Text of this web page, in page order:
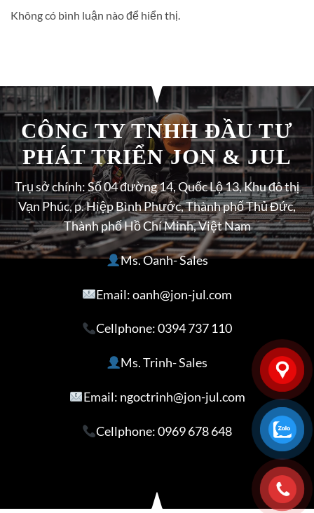
Không có bình luận nào để hiển thị.
CÔNG TY TNHH ĐẦU TƯ
PHÁT TRIỂN JON & JUL
Trụ sở chính: Số 04 đường 14, Quốc Lộ 13, Khu đô thị
Vạn Phúc, p. Hiệp Bình Phước, Thành phố Thủ Đức,
Thành phố Hồ Chí Minh, Việt Nam
Ms. Oanh- Sales
Email: oanh@jon-jul.com
Cellphone:0394 737 110
Ms. Trinh- Sales
Email: ngoctrinh@jon-jul.com
Cellphone:0969 678 648